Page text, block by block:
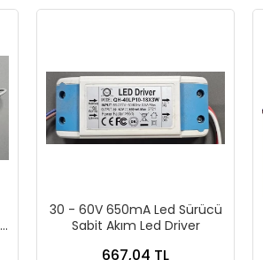
30 - 60V 650mA Led Sürücü
Sabit Akım Led Driver
667,04 TL